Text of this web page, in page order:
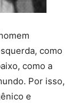
como
como a
Por isso,
e